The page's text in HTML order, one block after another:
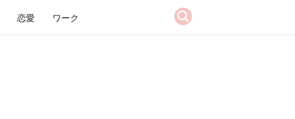
恋愛 ワーク